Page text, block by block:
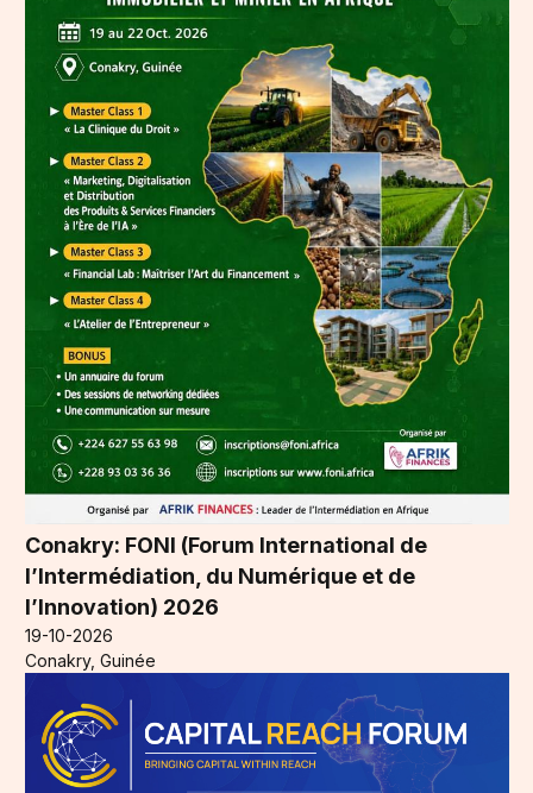
Conakry: FONI (Forum International de
l’Intermédiation, du Numérique et de
l’Innovation) 2026
19-10-2026
Conakry, Guinée